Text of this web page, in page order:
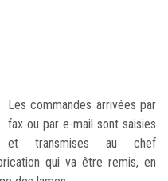
Les commandes arrivées par
fax ou par e-mail sont saisies
et transmises au chef
qui va être remis, en